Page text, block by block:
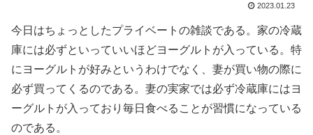
2023.01.23
今日はちょっとしたプライベートの雑談である。家の冷蔵
庫には必ずといっていいほどヨーグルトが入っている。特
にヨーグルトが好みというわけでなく、妻が買い物の際に
必ず買ってくるのである。妻の実家では必ず冷蔵庫にはヨ
ーグルトが入っており毎日食べることが習慣になっている
のである。